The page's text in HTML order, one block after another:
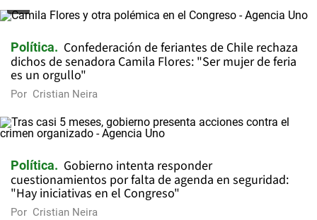
Política
Confederación de feriantes de Chile rechaza
dichos de senadora Camila Flores: "Ser mujer de feria
es un orgullo"
Por Cristian Neira
Política
Gobierno intenta responder
cuestionamientos por falta de agenda en seguridad:
"Hay iniciativas en el Congreso"
Por Cristian Neira